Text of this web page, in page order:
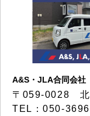
A&S・JLA合同会社
〒 059-0028
TEL：050-